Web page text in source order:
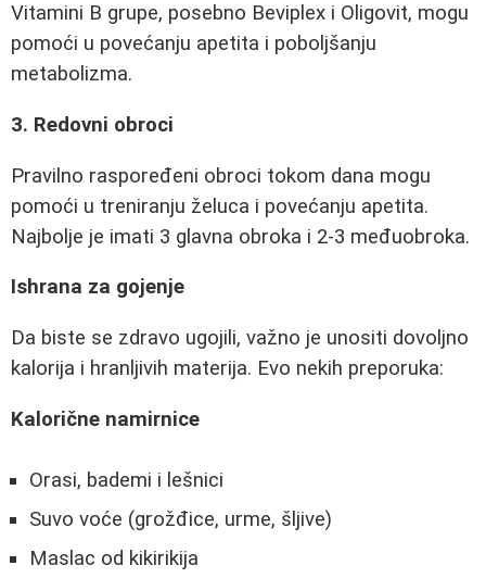
Vitamini B grupe, posebno Beviplex i Oligovit, mogu
pomoći u povećanju apetita i poboljšanju
metabolizma.
3. Redovni obroci
Pravilno raspoređeni obroci tokom dana mogu
pomoći u treniranju želuca i povećanju apetita.
Najbolje je imati 3 glavna obroka i 2-3 međuobroka.
Ishrana za gojenje
Da biste se zdravo ugojili, važno je unositi dovoljno
kalorija i hranljivih materija. Evo nekih preporuka:
Kalorične namirnice
Orasi, bademi i lešnici
Suvo voće (grožđice, urme, šljive)
Maslac od kikirikija